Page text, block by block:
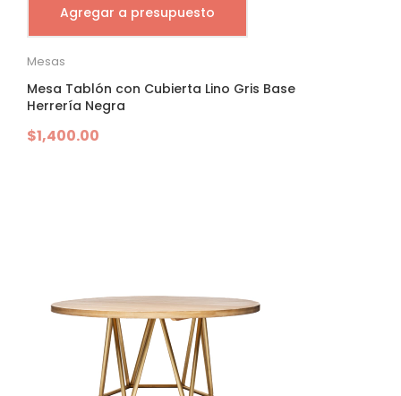
Agregar a presupuesto
Mesas
Mesa Tablón con Cubierta Lino Gris Base
Herrería Negra
$1,400.00